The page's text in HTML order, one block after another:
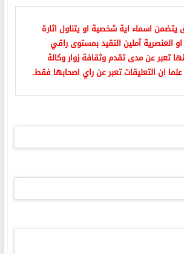
يتضمن اسماء اية شخصية او يتناول اثارة
او العنصرية آملين التقيد بمستوى راقي
تعبر عن مدى تقدم وثقافة زوار وكالة
علما ان التعليقات تعبر عن راي اصحابها فقط.